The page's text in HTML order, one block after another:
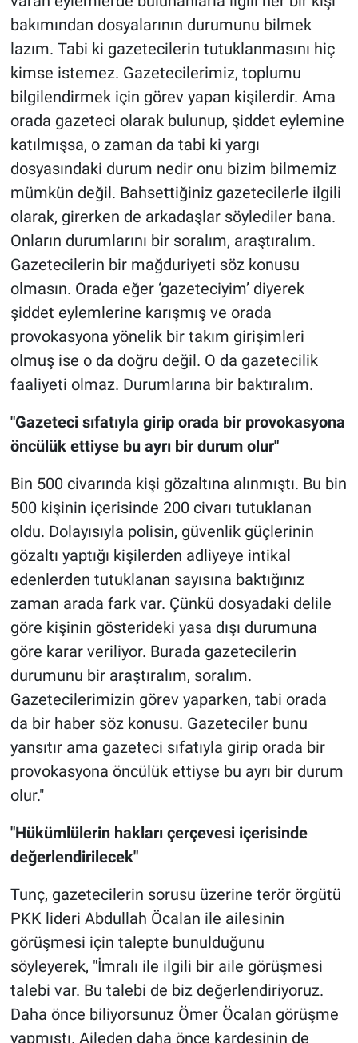
bakımından dosyalarının durumunu bilmek
lazım. Tabi ki gazetecilerin tutuklanmasını hiç
kimse istemez. Gazetecilerimiz, toplumu
bilgilendirmek için görev yapan kişilerdir. Ama
orada gazeteci olarak bulunup, şiddet eylemine
katılmışsa, o zaman da tabi ki yargı
dosyasındaki durum nedir onu bizim bilmemiz
mümkün değil. Bahsettiğiniz gazetecilerle ilgili
olarak, girerken de arkadaşlar söylediler bana.
Onların durumlarını bir soralım, araştıralım.
Gazetecilerin bir mağduriyeti söz konusu
olmasın. Orada eğer ‘gazeteciyim’ diyerek
şiddet eylemlerine karışmış ve orada
provokasyona yönelik bir takım girişimleri
olmuş ise o da doğru değil. O da gazetecilik
faaliyeti olmaz. Durumlarına bir baktıralım.
"Gazeteci sıfatıyla girip orada bir provokasyona
öncülük ettiyse bu ayrı bir durum olur"
Bin 500 civarında kişi gözaltına alınmıştı. Bu bin
500 kişinin içerisinde 200 civarı tutuklanan
oldu. Dolayısıyla polisin, güvenlik güçlerinin
gözaltı yaptığı kişilerden adliyeye intikal
edenlerden tutuklanan sayısına baktığınız
zaman arada fark var. Çünkü dosyadaki delile
göre kişinin gösterideki yasa dışı durumuna
göre karar veriliyor. Burada gazetecilerin
durumunu bir araştıralım, soralım.
Gazetecilerimizin görev yaparken, tabi orada
da bir haber söz konusu. Gazeteciler bunu
yansıtır ama gazeteci sıfatıyla girip orada bir
provokasyona öncülük ettiyse bu ayrı bir durum
olur."
"Hükümlülerin hakları çerçevesi içerisinde
değerlendirilecek"
Tunç, gazetecilerin sorusu üzerine terör örgütü
PKK lideri Abdullah Öcalan ile ailesinin
görüşmesi için talepte bunulduğunu
söyleyerek, "İmralı ile ilgili bir aile görüşmesi
talebi var. Bu talebi de biz değerlendiriyoruz.
Daha önce biliyorsunuz Ömer Öcalan görüşme
yapmıştı. Aileden daha önce kardeşinin de